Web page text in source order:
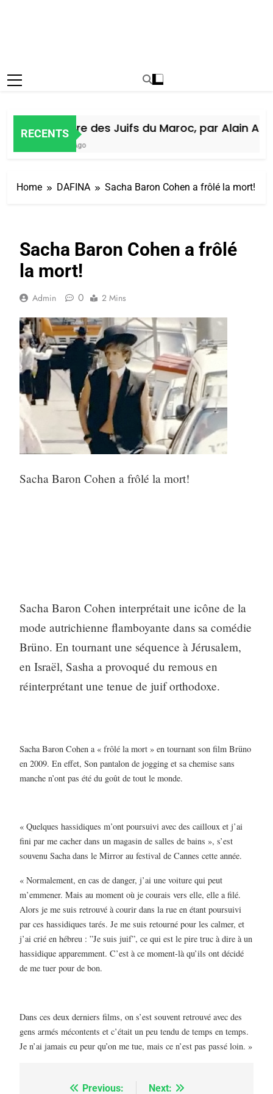
RECENTS
Histoire des Juifs du Maroc, par Alain Amiel
5 Jours Ago
Home DAFINA Sacha Baron Cohen a frôlé la mort!
Sacha Baron Cohen a frôlé
la mort!
Admin 0 2 Mins
Sacha Baron Cohen a frôlé la mort!
Sacha Baron Cohen interprétait une icône de la
mode autrichienne flamboyante dans sa comédie
Brüno. En tournant une séquence à Jérusalem,
en Israël, Sasha a provoqué du remous en
réinterprétant une tenue de juif orthodoxe.
Sacha Baron Cohen a « frôlé la mort » en tournant son film Brüno
en 2009. En effet, Son pantalon de jogging et sa chemise sans
manche n’ont pas été du goût de tout le monde.
« Quelques hassidiques m’ont poursuivi avec des cailloux et j’ai
fini par me cacher dans un magasin de salles de bains », s’est
souvenu Sacha dans le Mirror au festival de Cannes cette année.
« Normalement, en cas de danger, j’ai une voiture qui peut
m’emmener. Mais au moment où je courais vers elle, elle a filé.
Alors je me suis retrouvé à courir dans la rue en étant poursuivi
par ces hassidiques tarés. Je me suis retourné pour les calmer, et
j’ai crié en hébreu : ”Je suis juif”, ce qui est le pire truc à dire à un
hassidique apparemment. C’est à ce moment-là qu’ils ont décidé
de me tuer pour de bon.
Dans ces deux derniers films, on s’est souvent retrouvé avec des
gens armés mécontents et c’était un peu tendu de temps en temps.
Je n’ai jamais eu peur qu’on me tue, mais ce n’est pas passé loin. »
Previous: Next:
2025, l’année la plus
meurtrière selon le
rapport d’ADL contre
FRANCE ISRAÉL
FIÈRE, DIGNE ET RÉSILIENTE :